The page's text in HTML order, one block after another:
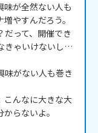
味が全然ない人も
やすんだろう。
って、開催でき
きゃいけないし…
味がない人も巻き
こんなに大きな大
らないよ。